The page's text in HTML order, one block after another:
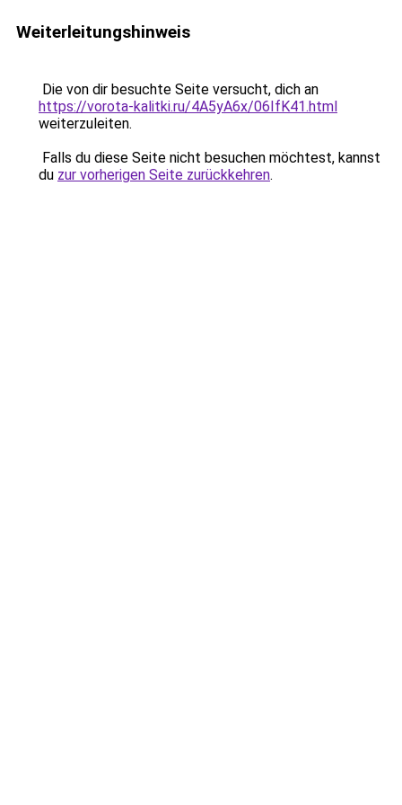
Weiterleitungshinweis
Die von dir besuchte Seite versucht, dich an
https://vorota-kalitki.ru/4A5yA6x/06IfK41.html
weiterzuleiten.
Falls du diese Seite nicht besuchen möchtest, kannst
du zur vorherigen Seite zurückkehren.